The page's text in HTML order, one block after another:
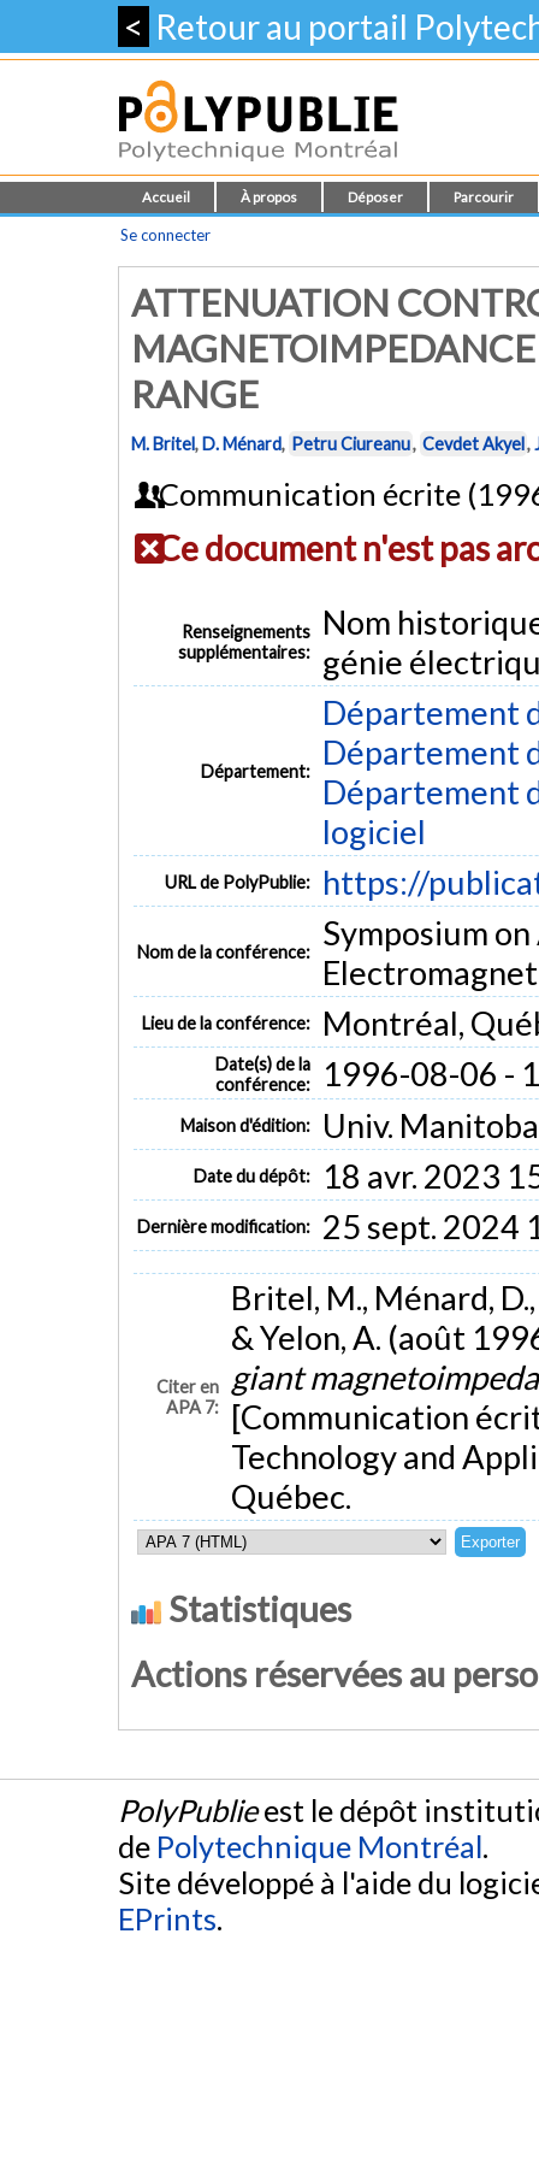
< Retour au portail
Accueil À propos Déposer Parcourir
Se connecter
ATTENUATION
RANGE
M. Britel,D. Ménard, Petru Ciureanu, Cevdet Akyel,
Communication écrite
Ce document n'est pas
Renseignements
supplémentaires:
Nom
génie
Département:
Département
Département
Département
logiciel
URL de PolyPublie: https://
Nom de la conférence:
Symposium
Lieu de la conférence: Montréal,
Date(s) de la
conférence:
1996-08-06 -
Maison d'édition: Univ. Manitoba
Date du dépôt: 18 avr. 2023
Dernière modification: 25 sept. 2024
Citer en
APA 7:
Britel, M., Ménard,
& Yelon, A. (août
giant
[Communication
Technology and
Québec.
Statistiques
Actions réservées au
PolyPublieest le dépôt
de Polytechnique Montréal.
Site développé à l'aide du
EPrints.